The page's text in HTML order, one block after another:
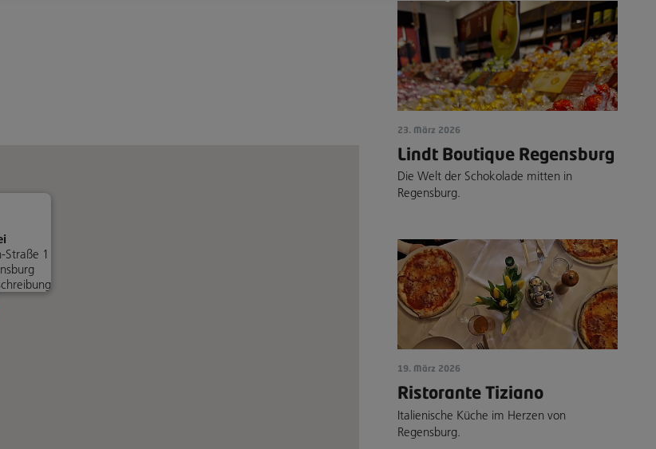
Straße 1
23. März 2026
Lindt Boutique Regensburg
Die Welt der Schokolade mitten in
Regensburg.
19. März 2026
Ristorante Tiziano
Italienische Küche im Herzen von
Regensburg.